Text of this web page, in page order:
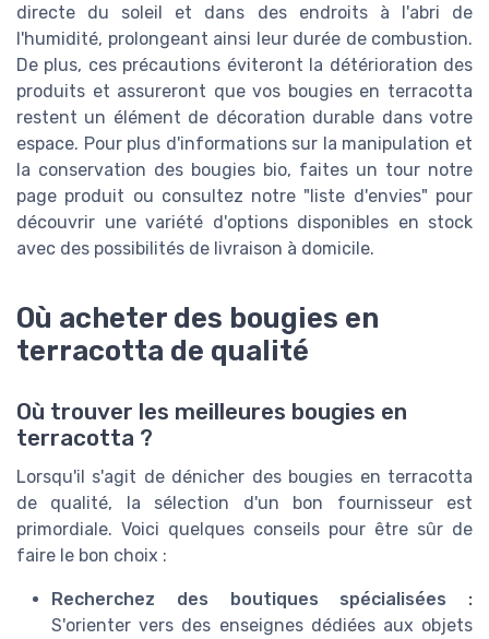
directe du soleil et dans des endroits à l'abri de
l'humidité, prolongeant ainsi leur durée de combustion.
De plus, ces précautions éviteront la détérioration des
produits et assureront que vos bougies en terracotta
restent un élément de décoration durable dans votre
espace. Pour plus d'informations sur la manipulation et
la conservation des bougies bio, faites un tour notre
page produit ou consultez notre "liste d'envies" pour
découvrir une variété d'options disponibles en stock
avec des possibilités de livraison à domicile.
Où acheter des bougies en
terracotta de qualité
Où trouver les meilleures bougies en
terracotta ?
Lorsqu'il s'agit de dénicher des bougies en terracotta
de qualité, la sélection d'un bon fournisseur est
primordiale. Voici quelques conseils pour être sûr de
faire le bon choix :
Recherchez des boutiques spécialisées :
S'orienter vers des enseignes dédiées aux objets